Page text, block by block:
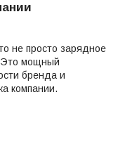
не просто зарядное
Это мощный
бренда и
компании.